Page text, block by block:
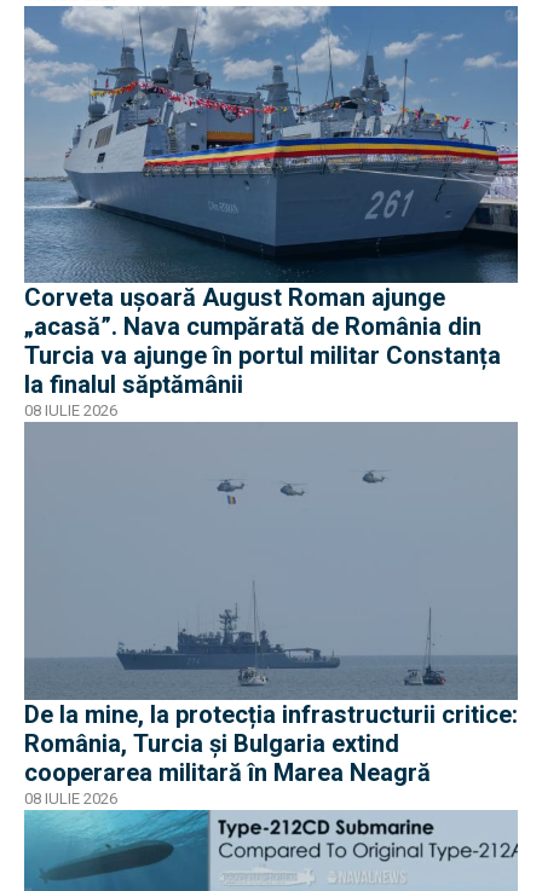
Corveta ușoară August Roman ajunge
„acasă”. Nava cumpărată de România din
Turcia va ajunge în portul militar Constanța
la finalul săptămânii
08 IULIE 2026
De la mine, la protecția infrastructurii critice:
România, Turcia și Bulgaria extind
cooperarea militară în Marea Neagră
08 IULIE 2026